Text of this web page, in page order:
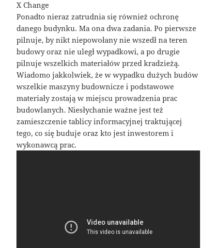
X Change
Ponadto nieraz zatrudnia się również ochronę
danego budynku. Ma ona dwa zadania. Po pierwsze
pilnuje, by nikt niepowołany nie wszedł na teren
budowy oraz nie uległ wypadkowi, a po drugie
pilnuje wszelkich materiałów przed kradzieżą.
Wiadomo jakkolwiek, że w wypadku dużych budów
wszelkie maszyny budownicze i podstawowe
materiały zostają w miejscu prowadzenia prac
budowlanych. Niesłychanie ważne jest też
zamieszczenie tablicy informacyjnej traktującej
tego, co się buduje oraz kto jest inwestorem i
wykonawcą prac.